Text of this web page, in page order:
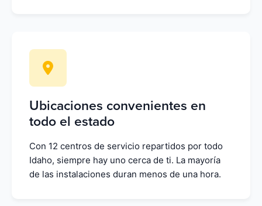
Ubicaciones convenientes en
todo el estado
Con 12 centros de servicio repartidos por todo
Idaho, siempre hay uno cerca de ti. La mayoría
de las instalaciones duran menos de una hora.